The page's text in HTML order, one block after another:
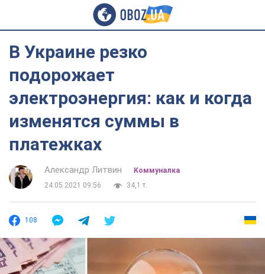
В Украине резко
подорожает
электроэнергия: как и когда
изменятся суммы в
платежках
Александр Литвин
Коммуналка
24.05.2021 09:56
34,1 т.
108